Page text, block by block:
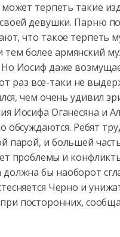
терпеть такие
девушки. Парню
что такое терпеть
тем более армянский
Но Иосиф даже
раз все-таки не
чем очень удивил
Иосифа Оганесяна и
обсуждаются. Ребят
парой, и большей
проблемы и
бы наоборот
Черно и
посторонних,